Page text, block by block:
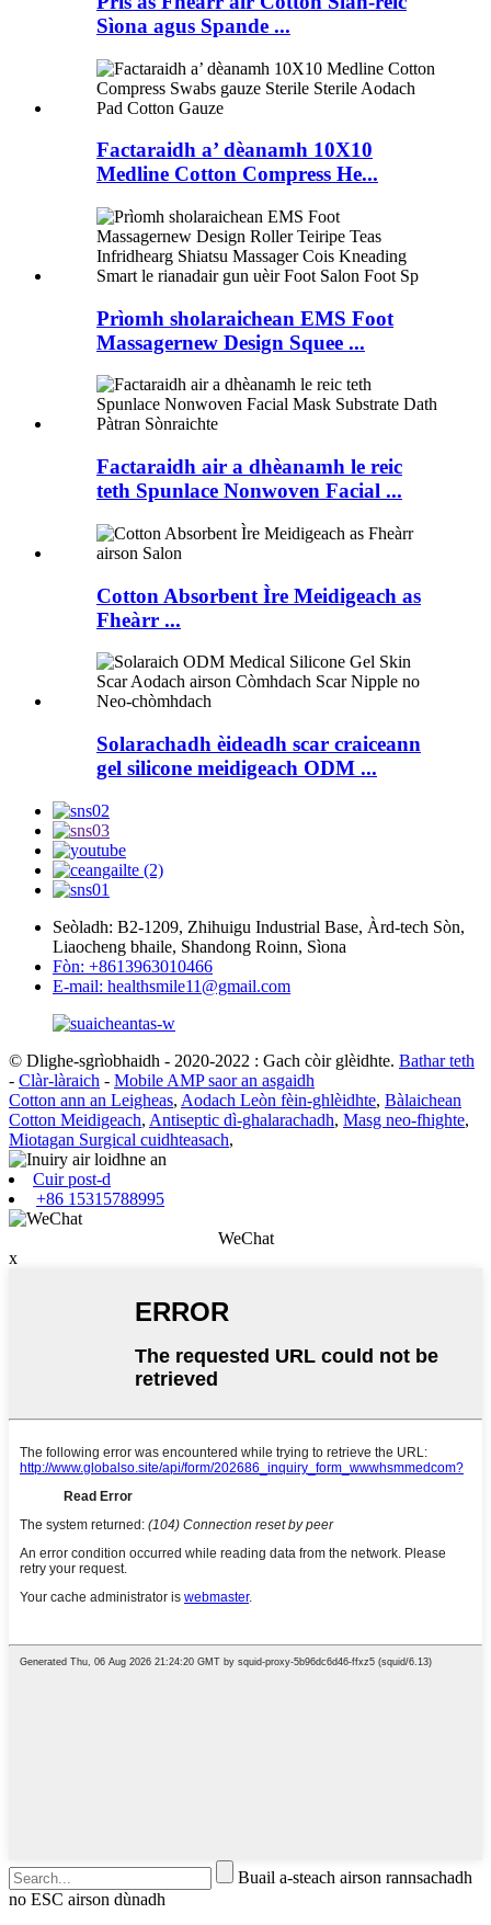
Sìona agus Spande ...
Factaraidh a’ dèanamh 10X10
Medline Cotton Compress He...
Prìomh sholaraichean EMS Foot
Massagernew Design Squee ...
Factaraidh air a dhèanamh le reic
teth Spunlace Nonwoven Facial ...
Cotton Absorbent Ìre Meidigeach as
Fheàrr ...
Solarachadh èideadh scar craiceann
gel silicone meidigeach ODM ...
Seòladh: B2-1209, Zhihuigu Industrial Base, Àrd-tech Sòn,
Liaocheng bhaile, Shandong Roinn, Sìona
Fòn: +8613963010466
E-mail: healthsmile11@gmail.com
© Dlighe-sgrìobhaidh - 2020-2022 : Gach còir glèidhte. Bathar teth
- Clàr-làraich - Mobile AMP saor an asgaidh
Cotton ann an Leigheas, Aodach Leòn fèin-ghlèidhte, Bàlaichean
Cotton Meidigeach, Antiseptic dì-ghalarachadh, Masg neo-fhighte,
Miotagan Surgical cuidhteasach,
Cuir post-d
+86 15315788995
WeChat
x
Buail a-steach airson rannsachadh
no ESC airson dùnadh